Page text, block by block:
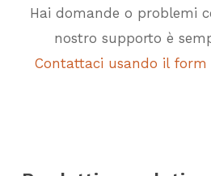
Hai domande o problemi
nostro supporto è
Contattaci usando il form